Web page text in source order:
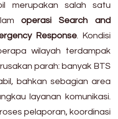
merupakan salah satu
operasi Search and
Response. Kondisi
wilayah terdampak
parah: banyak BTS
bahkan sebagian area
layanan komunikasi.
pelaporan, koordinasi